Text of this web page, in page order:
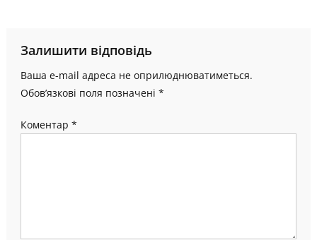
Залишити відповідь
Ваша e-mail адреса не оприлюднюватиметься.
Обов’язкові поля позначені *
Коментар *